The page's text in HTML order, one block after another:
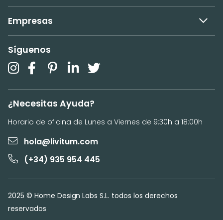
Empresas
Síguenos
¿Necesitas Ayuda?
Horario de oficina de Lunes a Viernes de 9:30h a 18:00h
hola@livitum.com
(+34) 935 954 445
2025 © Home Design Labs S.L. todos los derechos
reservados